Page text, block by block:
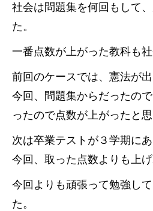
社会は問題集を何回もして
た。
一番点数が上がった教科も社
前回のケースでは、憲法が出
今回、問題集からだったの
ったので点数が上がったと思
次は卒業テストが３学期に
今回、取った点数よりも上げ
今回よりも頑張って勉強し
た。